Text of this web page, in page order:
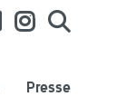
Presse